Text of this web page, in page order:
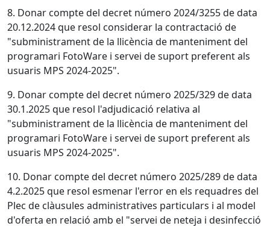
8. Donar compte del decret número 2024/3255 de data
20.12.2024 que resol considerar la contractació de
"subministrament de la llicència de manteniment del
programari FotoWare i servei de suport preferent als
usuaris MPS 2024-2025".
9. Donar compte del decret número 2025/329 de data
30.1.2025 que resol l'adjudicació relativa al
"subministrament de la llicència de manteniment del
programari FotoWare i servei de suport preferent als
usuaris MPS 2024-2025".
10. Donar compte del decret número 2025/289 de data
4.2.2025 que resol esmenar l'error en els requadres del
Plec de clàusules administratives particulars i al model
d'oferta en relació amb el "servei de neteja i desinfecció